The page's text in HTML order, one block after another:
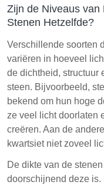
Zijn de Niveaus van
Stenen Hetzelfde?
Verschillende soorten
variëren in hoeveel
de dichtheid, structuur
steen. Bijvoorbeeld,
bekend om hun hoge
ze veel licht doorlaten
creëren. Aan de
kwartsiet niet zoveel
De dikte van de
doorschijnend deze